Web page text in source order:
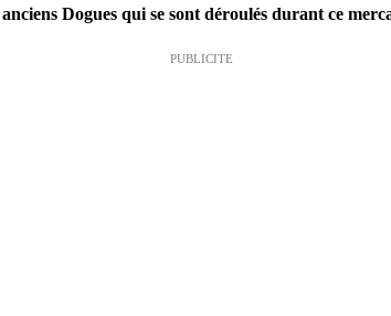
Dogues qui se sont déroulés durant ce
PUBLICITE